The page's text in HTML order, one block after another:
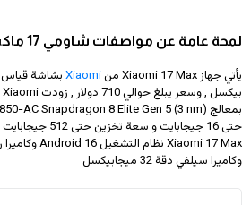
لمحة عامة عن مواصفات شاومي 17 ماكس
يأتي جهاز Xiaomi 17 Max من Xiaomi بشاشة قياس 6.9 انش وبدقة
بيكسل , وسعر يبلغ حوالي 710 دولار
, زودت Xiaomi جهازها
وكاميرا سيلفي دقة 32 ميجابيكسل